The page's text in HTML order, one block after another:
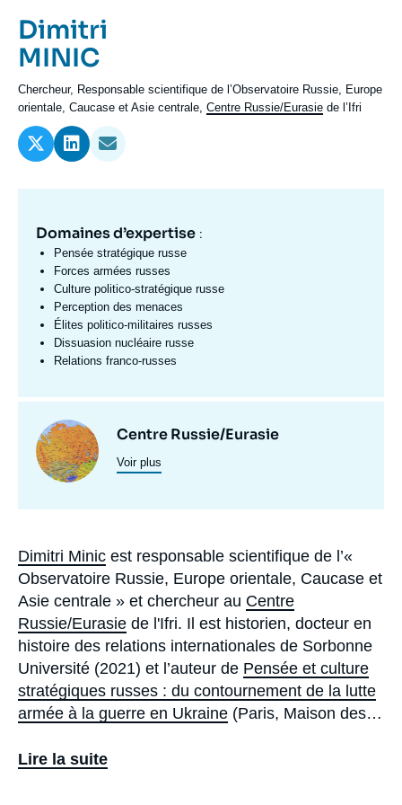
Prénom
de
l'expert
Dimitri
Nom
de
l'expert
MINIC
Intitulé
du
poste
Chercheur, Responsable scientifique de l’Observatoire Russie, Europe
orientale, Caucase et Asie centrale, Centre Russie/Eurasie de l’Ifri
Domaine
d'expertises
Fr
Domaines d’expertise :
Pensée stratégique russe
Forces armées russes
Culture politico-stratégique russe
Perception des menaces
Élites politico-militaires russes
Dissuasion nucléaire russe
Relations franco-russes
Centres
programmes
de
Image
principale
Centre Russie/Eurasie
Voir plus
Biographie
Dimitri Minic est responsable scientifique de l’«
Observatoire Russie, Europe orientale, Caucase et
Asie centrale » et chercheur au Centre
Russie/Eurasie de l'Ifri. Il est historien, docteur en
histoire des relations internationales de Sorbonne
Université (2021) et l’auteur de Pensée et culture
stratégiques russes : du contournement de la lutte
armée à la guerre en Ukraine (Paris, Maison des
thèse pour lequel il a reçu le Prix Albert Thibaudet.
Lire la suite